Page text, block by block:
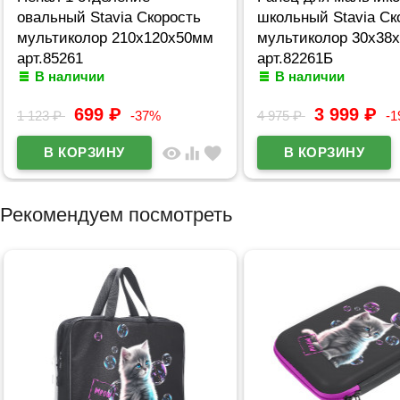
овальный Stavia Скорость
мультиколор 210х120х50мм
арт.85261
В наличии
1 123₽ 699 ₽ -37%
visibility equalizer favorite
школьный Stavia
мультиколор
арт.82261Б
В наличии
4 975₽ 3 999 ₽ -
Рекомендуем посмотреть